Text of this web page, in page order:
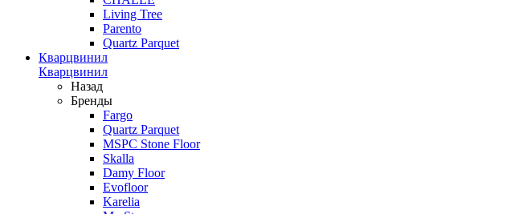
Living Tree
Parento
Quartz Parquet
Кварцвинил
Кварцвинил
Назад
Бренды
Fargo
Quartz Parquet
MSPC Stone Floor
Skalla
Damy Floor
Evofloor
Karelia